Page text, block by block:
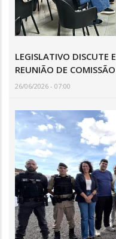
LEGISLATIVO DISCUTE
REUNIÃO DE COMISSÃO
26/06/2026 - 07:00